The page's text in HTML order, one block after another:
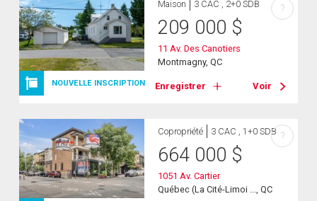
NOUVELLE INSCRIPTION
Maison 3 CAC , 2+0 SDB
209 000 $
11 Av. Des Canotiers
Montmagny, QC
Enregistrer Voir
?
Copropriété 3 CAC , 1+0 SDB
664 000 $
1051 Av. Cartier
Québec (La Cité-Limoi ..., QC
?